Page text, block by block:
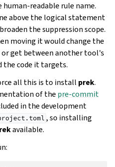
readable rule name.
above the logical statement
the suppression scope.
moving it would change the
get between another tool's
the code it targets.
all this is to install prek.
of the pre-commit
in the development
, so installing
available.